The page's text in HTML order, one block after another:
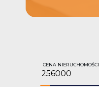
CENA NIERUCHOMOŚCI